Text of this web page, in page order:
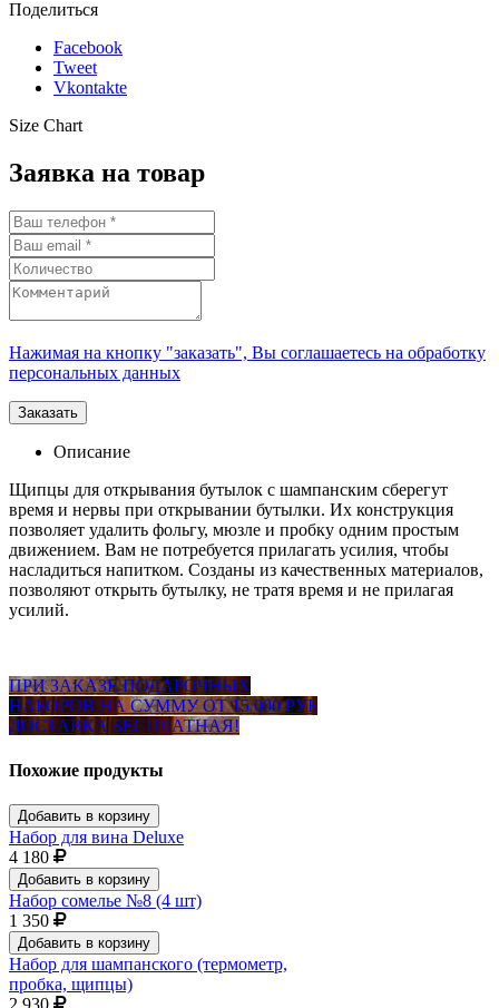
Поделиться
Facebook
Tweet
Vkontakte
Size Chart
Заявка на товар
Нажимая на кнопку "заказать", Вы соглашаетесь на обработку
персональных данных
Описание
Щипцы для открывания бутылок с шампанским сберегут
время и нервы при открывании бутылки. Их конструкция
позволяет удалить фольгу, мюзле и пробку одним простым
движением. Вам не потребуется прилагать усилия, чтобы
насладиться напитком. Созданы из качественных материалов,
позволяют открыть бутылку, не тратя время и не прилагая
усилий.
ПРИ ЗАКАЗЕ ПОДАРОЧНЫХ
НАБОРОВ НА СУММУ ОТ 15 000 РУБ
ДОСТАВКА БЕСПЛАТНАЯ!
Похожие продукты
Добавить в корзину
Набор для вина Deluxe
4 180
Добавить в корзину
Набор сомелье №8 (4 шт)
1 350
Добавить в корзину
Набор для шампанского (термометр,
пробка, щипцы)
2 930